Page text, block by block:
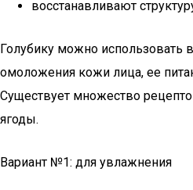
восстанавливают
Голубику можно использовать
омоложения кожи лица, ее
Существует множество
ягоды.
Вариант №1: для увлажнения